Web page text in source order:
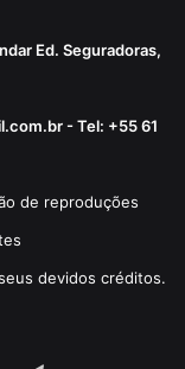
Ed. Seguradoras,
- Tel: +55 61
de reproduções
devidos créditos.